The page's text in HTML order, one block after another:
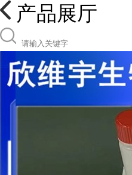
产品展厅